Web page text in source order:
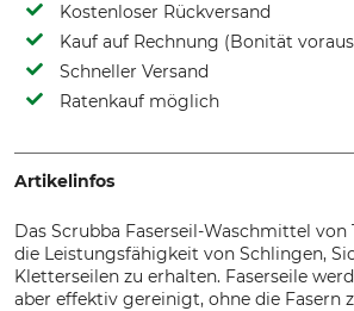
Kostenloser Rückversand
Kauf auf Rechnung (Bonität
Schneller Versand
Ratenkauf möglich
Artikelinfos
Das Scrubba Faserseil-Waschmittel
die Leistungsfähigkeit von Schlingen,
Kletterseilen zu erhalten. Faserseile
aber effektiv gereinigt, ohne die Fasern